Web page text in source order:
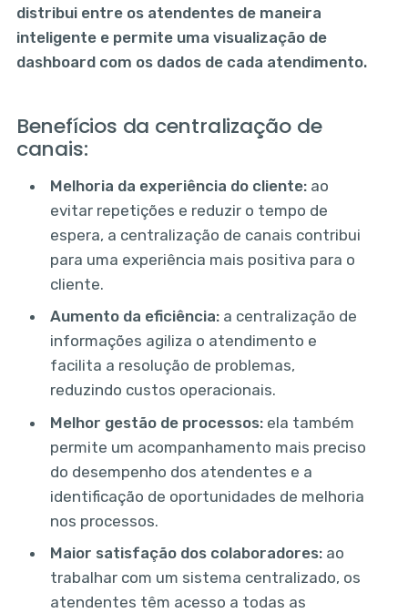
distribui entre os atendentes de maneira
inteligente e permite uma visualização de
dashboard com os dados de cada atendimento.
Benefícios da centralização de
canais:
Melhoria da experiência do cliente: ao
evitar repetições e reduzir o tempo de
espera, a centralização de canais contribui
para uma experiência mais positiva para o
cliente.
Aumento da eficiência: a centralização de
informações agiliza o atendimento e
facilita a resolução de problemas,
reduzindo custos operacionais.
Melhor gestão de processos: ela também
permite um acompanhamento mais preciso
do desempenho dos atendentes e a
identificação de oportunidades de melhoria
nos processos.
Maior satisfação dos colaboradores: ao
trabalhar com um sistema centralizado, os
atendentes têm acesso a todas as